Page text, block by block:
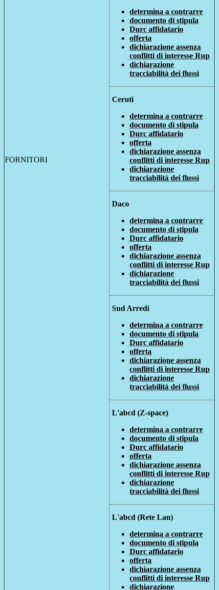
FORNITORI
determina a contrarre
documento di stipula
Durc affidatario
offerta
dichiarazione assenza
conflitti di interesse Rup
dichiarazione
tracciabilità dei flussi
Ceruti
determina a contrarre
documento di stipula
Durc affidatario
offerta
dichiarazione assenza
conflitti di interesse Rup
dichiarazione
tracciabilità dei flussi
Daco
determina a contrarre
documento di stipula
Durc affidatario
offerta
dichiarazione assenza
conflitti di interesse Rup
dichiarazione
tracciabilità dei flussi
Sud Arredi
determina a contrarre
documento di stipula
Durc affidatario
offerta
dichiarazione assenza
conflitti di interesse Rup
dichiarazione
tracciabilità dei flussi
L'abcd (Z-space)
determina a contrarre
documento di stipula
Durc affidatario
offerta
dichiarazione assenza
conflitti di interesse Rup
dichiarazione
tracciabilità dei flussi
L'abcd (Rete Lan)
determina a contrarre
documento di stipula
Durc affidatario
offerta
dichiarazione assenza
conflitti di interesse Rup
dichiarazione